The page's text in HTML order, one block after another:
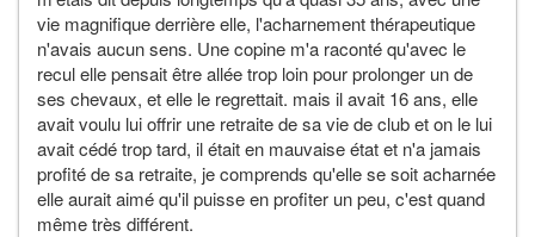
vie magnifique derrière elle, l'acharnement thérapeutique
n'avais aucun sens. Une copine m'a raconté qu'avec le
recul elle pensait être allée trop loin pour prolonger un de
ses chevaux, et elle le regrettait. mais il avait 16 ans, elle
avait voulu lui offrir une retraite de sa vie de club et on le lui
avait cédé trop tard, il était en mauvaise état et n'a jamais
profité de sa retraite, je comprends qu'elle se soit acharnée
elle aurait aimé qu'il puisse en profiter un peu, c'est quand
même très différent.